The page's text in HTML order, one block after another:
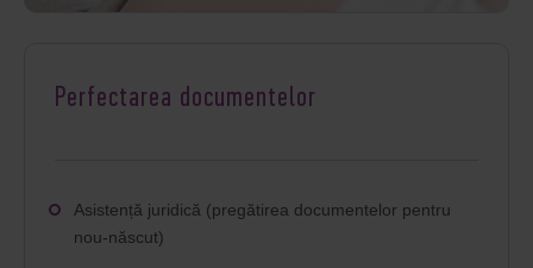
Perfectarea documentelor
Asistență juridică (pregătirea documentelor pentru
nou-născut)